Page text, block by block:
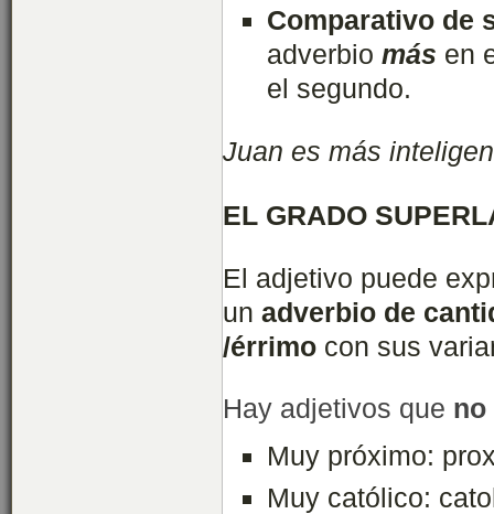
Comparativo de
adverbio más en
el segundo.
Juan es más
EL GRADO
El adjetivo puede
un adverbio de
/érrimo con sus
Hay adjetivos que no
Muy próximo:
Muy católico: